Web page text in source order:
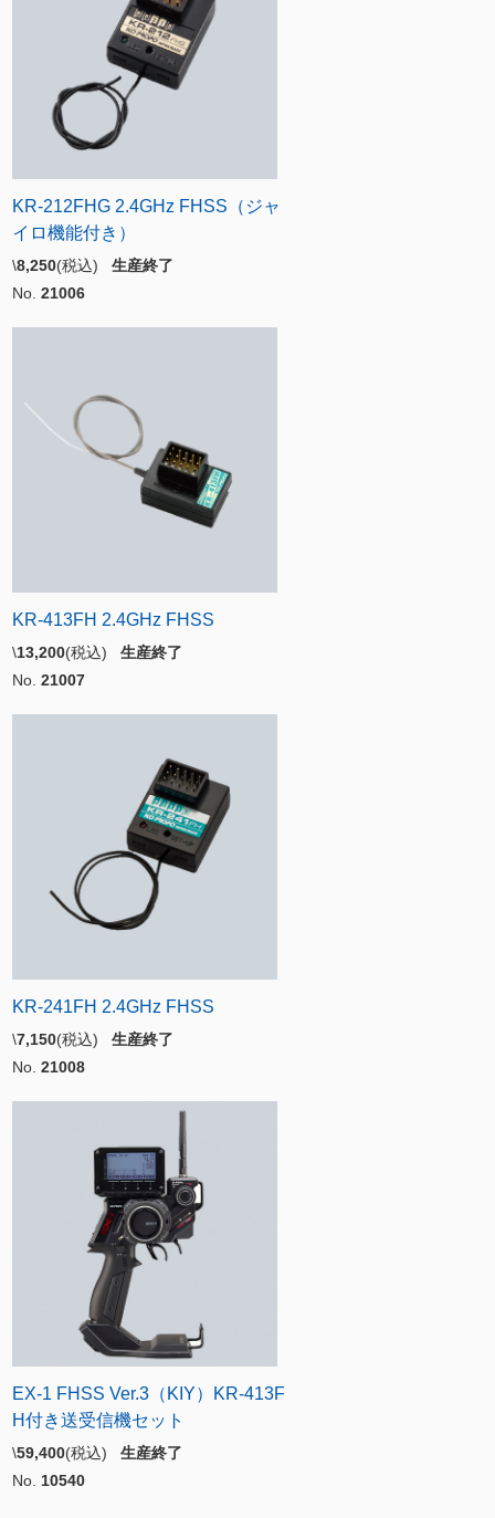
KR-212FHG 2.4GHz FHSS（ジャ
イロ機能付き）
\8,250(税込) 生産終了
No. 21006
KR-413FH 2.4GHz FHSS
\13,200(税込) 生産終了
No. 21007
KR-241FH 2.4GHz FHSS
\7,150(税込) 生産終了
No. 21008
EX-1 FHSS Ver.3（KIY）KR-413F
H付き送受信機セット
\59,400(税込) 生産終了
No. 10540